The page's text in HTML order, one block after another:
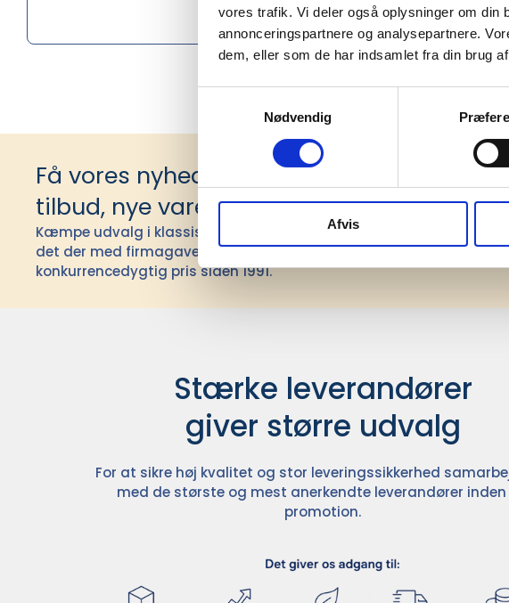
vores trafik. Vi deler også oplysninger om din
annonceringspartnere og analysepartnere.
dem, eller som de har indsamlet fra din brug
Nødvendig
Afvis
Materiale Polyester
Få vores nyhedsbrev med information om
tilbud, nye varer og andet godt
Kæmpe udvalg i klassiske og nyskabende gaveidéer til din
det der med firmagaver, og har ydet god personlig service til en
konkurrencedygtig pris siden 1991.
Stærke leverandører
giver større udvalg
For at sikre høj kvalitet og stor leveringssikkerhed
med de største og mest anerkendte leverandører
promotion.